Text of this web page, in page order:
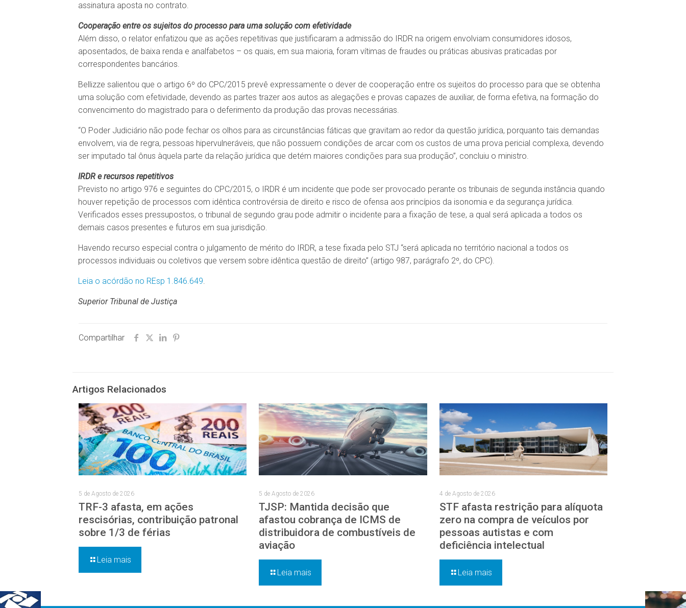
assinatura aposta no contrato.
Cooperação entre os sujeitos do processo para uma solução com efetividade
Além disso, o relator enfatizou que as ações repetitivas que justificaram a admissão do IRDR na origem envolviam consumidores idosos,
aposentados, de baixa renda e analfabetos – os quais, em sua maioria, foram vítimas de fraudes ou práticas abusivas praticadas por
correspondentes bancários.
Bellizze salientou que o artigo 6º do CPC/2015 prevê expressamente o dever de cooperação entre os sujeitos do processo para que se obtenha
uma solução com efetividade, devendo as partes trazer aos autos as alegações e provas capazes de auxiliar, de forma efetiva, na formação do
convencimento do magistrado para o deferimento da produção das provas necessárias.
“O Poder Judiciário não pode fechar os olhos para as circunstâncias fáticas que gravitam ao redor da questão jurídica, porquanto tais demandas
envolvem, via de regra, pessoas hipervulneráveis, que não possuem condições de arcar com os custos de uma prova pericial complexa, devendo
ser imputado tal ônus àquela parte da relação jurídica que detém maiores condições para sua produção”, concluiu o ministro.
IRDR e recursos repetitivos
Previsto no artigo 976 e seguintes do CPC/2015, o IRDR é um incidente que pode ser provocado perante os tribunais de segunda instância quando
houver repetição de processos com idêntica controvérsia de direito e risco de ofensa aos princípios da isonomia e da segurança jurídica.
Verificados esses pressupostos, o tribunal de segundo grau pode admitir o incidente para a fixação de tese, a qual será aplicada a todos os
demais casos presentes e futuros em sua jurisdição.
Havendo recurso especial contra o julgamento de mérito do IRDR, a tese fixada pelo STJ “será aplicada no território nacional a todos os
processos individuais ou coletivos que versem sobre idêntica questão de direito” (artigo 987, parágrafo 2º, do CPC).
Leia o acórdão no REsp 1.846.649.
Superior Tribunal de Justiça
Compartilhar
Artigos Relacionados
5 de Agosto de 2026
TRF-3 afasta, em ações
rescisórias, contribuição patronal
sobre 1/3 de férias
Leia mais
5 de Agosto de 2026
TJSP: Mantida decisão que
afastou cobrança de ICMS de
distribuidora de combustíveis de
aviação
Leia mais
4 de Agosto de 2026
STF afasta restrição para alíquota
zero na compra de veículos por
pessoas autistas e com
deficiência intelectual
Leia mais